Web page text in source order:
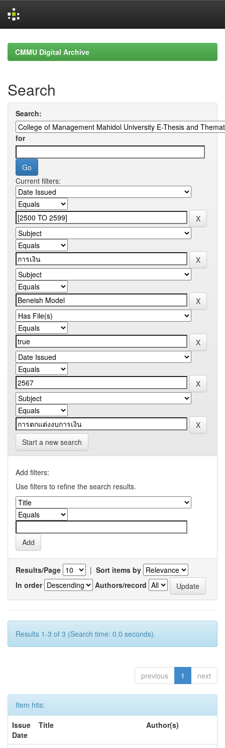
navigationCMMU Digital Archive
Search
Search:
for
Current filters:
Start a new search
Add filters:
Use filters to refine the search results.
Results/Page | Sort items by
In order
Authors/record
Results 1-3 of 3 (Search time: 0.0 seconds).
previous 1 next
Item hits:
Issue
Date
Title Author(s)